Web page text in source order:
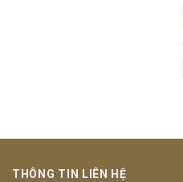
THÔNG TIN LIÊN HỆ